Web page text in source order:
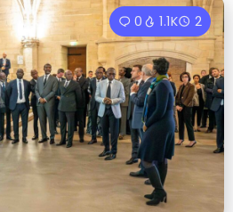
0 1.1K 2